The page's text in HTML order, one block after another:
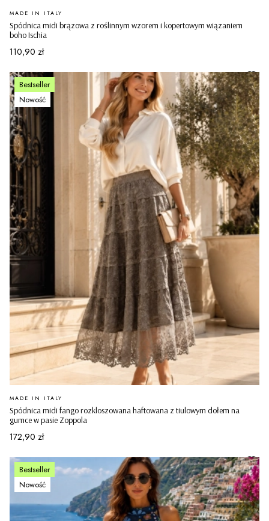
Spódnica midi brązowa z roślinnym wzorem i kopertowym wiązaniem
boho Ischia
PRODUCENT
MADE IN ITALY
Cena
110,90 zł
Bestseller
Nowość
Spódnica midi fango rozkloszowana haftowana z tiulowym dołem na
gumce w pasie Zoppola
PRODUCENT
MADE IN ITALY
Cena
172,90 zł
Bestseller
Nowość